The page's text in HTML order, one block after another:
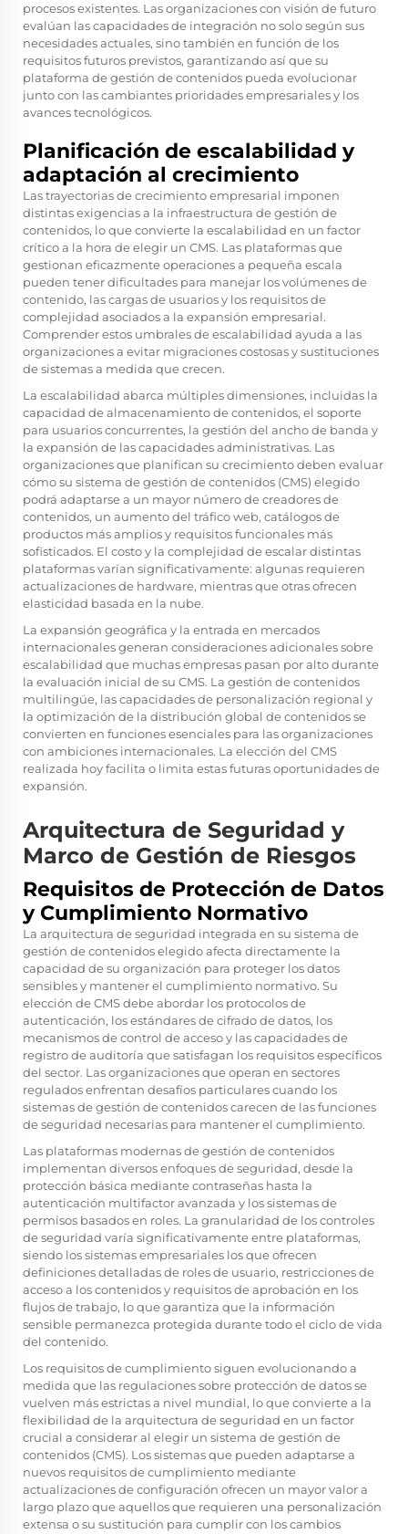
procesos existentes. Las organizaciones con visión de futuro
evalúan las capacidades de integración no solo según sus
necesidades actuales, sino también en función de los
requisitos futuros previstos, garantizando así que su
plataforma de gestión de contenidos pueda evolucionar
junto con las cambiantes prioridades empresariales y los
avances tecnológicos.
Planificación de escalabilidad y
adaptación al crecimiento
Las trayectorias de crecimiento empresarial imponen
distintas exigencias a la infraestructura de gestión de
contenidos, lo que convierte la escalabilidad en un factor
crítico a la hora de elegir un CMS. Las plataformas que
gestionan eficazmente operaciones a pequeña escala
pueden tener dificultades para manejar los volúmenes de
contenido, las cargas de usuarios y los requisitos de
complejidad asociados a la expansión empresarial.
Comprender estos umbrales de escalabilidad ayuda a las
organizaciones a evitar migraciones costosas y sustituciones
de sistemas a medida que crecen.
La escalabilidad abarca múltiples dimensiones, incluidas la
capacidad de almacenamiento de contenidos, el soporte
para usuarios concurrentes, la gestión del ancho de banda y
la expansión de las capacidades administrativas. Las
organizaciones que planifican su crecimiento deben evaluar
cómo su sistema de gestión de contenidos (CMS) elegido
podrá adaptarse a un mayor número de creadores de
contenidos, un aumento del tráfico web, catálogos de
productos más amplios y requisitos funcionales más
sofisticados. El costo y la complejidad de escalar distintas
plataformas varían significativamente: algunas requieren
actualizaciones de hardware, mientras que otras ofrecen
elasticidad basada en la nube.
La expansión geográfica y la entrada en mercados
internacionales generan consideraciones adicionales sobre
escalabilidad que muchas empresas pasan por alto durante
la evaluación inicial de su CMS. La gestión de contenidos
multilingüe, las capacidades de personalización regional y
la optimización de la distribución global de contenidos se
convierten en funciones esenciales para las organizaciones
con ambiciones internacionales. La elección del CMS
realizada hoy facilita o limita estas futuras oportunidades de
expansión.
Arquitectura de Seguridad y
Marco de Gestión de Riesgos
Requisitos de Protección de Datos
y Cumplimiento Normativo
La arquitectura de seguridad integrada en su sistema de
gestión de contenidos elegido afecta directamente la
capacidad de su organización para proteger los datos
sensibles y mantener el cumplimiento normativo. Su
elección de CMS debe abordar los protocolos de
autenticación, los estándares de cifrado de datos, los
mecanismos de control de acceso y las capacidades de
registro de auditoría que satisfagan los requisitos específicos
del sector. Las organizaciones que operan en sectores
regulados enfrentan desafíos particulares cuando los
sistemas de gestión de contenidos carecen de las funciones
de seguridad necesarias para mantener el cumplimiento.
Las plataformas modernas de gestión de contenidos
implementan diversos enfoques de seguridad, desde la
protección básica mediante contraseñas hasta la
autenticación multifactor avanzada y los sistemas de
permisos basados en roles. La granularidad de los controles
de seguridad varía significativamente entre plataformas,
siendo los sistemas empresariales los que ofrecen
definiciones detalladas de roles de usuario, restricciones de
acceso a los contenidos y requisitos de aprobación en los
flujos de trabajo, lo que garantiza que la información
sensible permanezca protegida durante todo el ciclo de vida
del contenido.
Los requisitos de cumplimiento siguen evolucionando a
medida que las regulaciones sobre protección de datos se
vuelven más estrictas a nivel mundial, lo que convierte a la
flexibilidad de la arquitectura de seguridad en un factor
crucial a considerar al elegir un sistema de gestión de
contenidos (CMS). Los sistemas que pueden adaptarse a
nuevos requisitos de cumplimiento mediante
actualizaciones de configuración ofrecen un mayor valor a
largo plazo que aquellos que requieren una personalización
extensa o su sustitución para cumplir con los cambios